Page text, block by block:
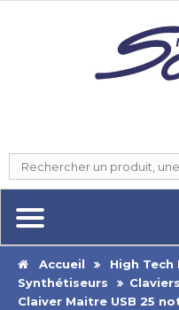
Accueil High Tech
Synthétiseurs
Claiver Maitre USB 25